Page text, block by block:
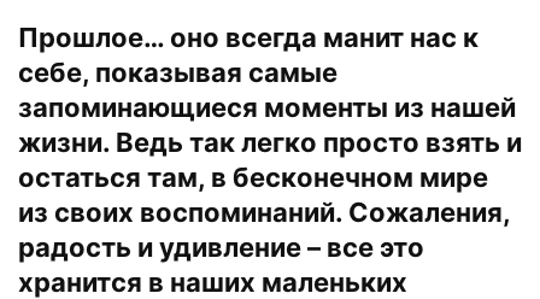
Прошлое… оно всегда манит нас к
себе, показывая самые
запоминающиеся моменты из нашей
жизни. Ведь так легко просто взять и
остаться там, в бесконечном мире
из своих воспоминаний. Сожаления,
радость и удивление – все это
хранится в наших маленьких